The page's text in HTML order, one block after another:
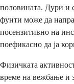
половината. Дури и
фунти може да
посензитивно на
поефикасно да ја
Физичката
време на вежбање и